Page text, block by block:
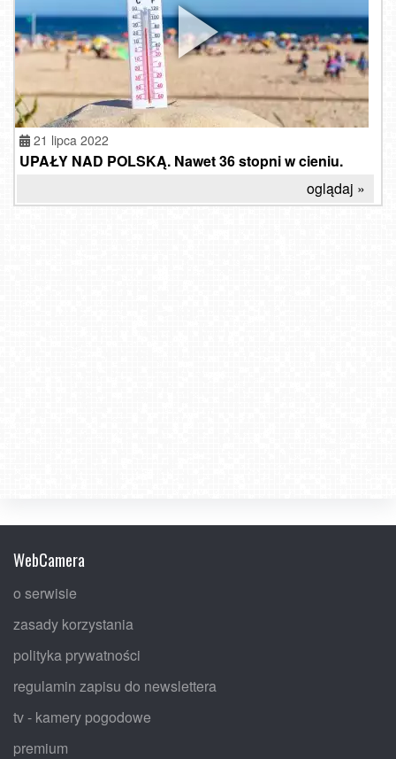
21 lipca 2022
UPAŁY NAD POLSKĄ. Nawet 36 stopni w cieniu.
oglądaj »
WebCamera
o serwisie
zasady korzystania
polityka prywatności
regulamin zapisu do newslettera
tv - kamery pogodowe
premium